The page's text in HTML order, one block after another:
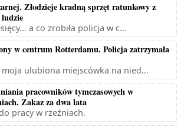
Złodzieje kradną sprzęt ratunkowy z
a co zrobiła policja w c...
w centrum Rotterdamu. Policja zatrzymała
moja ulubiona miejscówka na nied...
pracowników tymczasowych w
Zakaz za dwa lata
pracy w rzeźniach.